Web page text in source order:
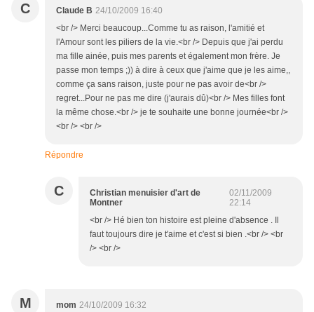
C Claude B 24/10/2009 16:40
<br /> Merci beaucoup...Comme tu as raison, l'amitié et
l'Amour sont les piliers de la vie.<br /> Depuis que j'ai perdu
ma fille ainée, puis mes parents et également mon frère. Je
passe mon temps ;)) à dire à ceux que j'aime que je les aime,,
comme ça sans raison, juste pour ne pas avoir de<br />
regret...Pour ne pas me dire (j'aurais dû)<br /> Mes filles font
la même chose.<br /> je te souhaite une bonne journée<br />
<br /> <br />
Répondre
C
Christian menuisier d'art de
Montner
02/11/2009
22:14
<br /> Hé bien ton histoire est pleine d'absence . Il
faut toujours dire je t'aime et c'est si bien .<br /> <br
/> <br />
M mom 24/10/2009 16:32